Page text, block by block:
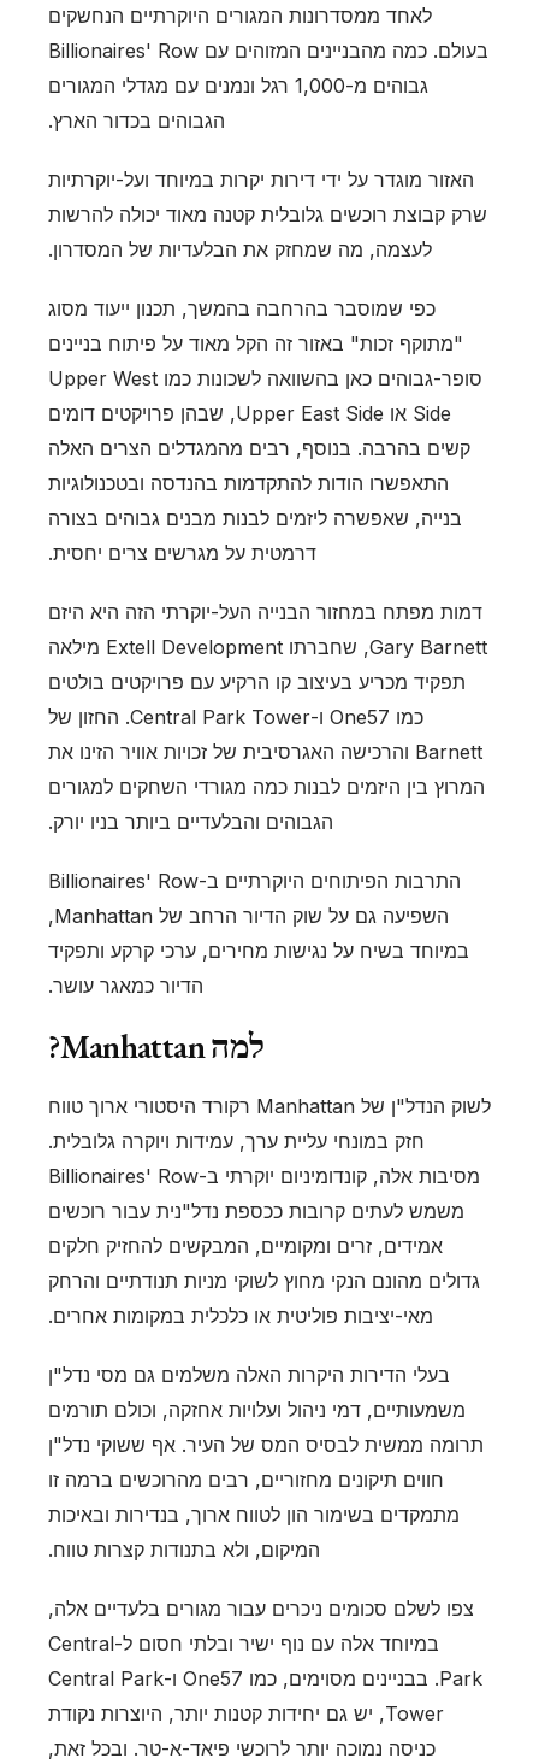
לאחד ממסדרונות המגורים היוקרתיים הנחשקים
בעולם. כמה מהבניינים המזוהים עם Billionaires' Row
גבוהים מ-1,000 רגל ונמנים עם מגדלי המגורים
הגבוהים בכדור הארץ.
האזור מוגדר על ידי דירות יקרות במיוחד ועל-יוקרתיות
שרק קבוצת רוכשים גלובלית קטנה מאוד יכולה להרשות
לעצמה, מה שמחזק את הבלעדיות של המסדרון.
כפי שמוסבר בהרחבה בהמשך, תכנון ייעוד מסוג
"מתוקף זכות" באזור זה הקל מאוד על פיתוח בניינים
סופר-גבוהים כאן בהשוואה לשכונות כמו Upper West
Side או Upper East Side, שבהן פרויקטים דומים
קשים בהרבה. בנוסף, רבים מהמגדלים הצרים האלה
התאפשרו הודות להתקדמות בהנדסה ובטכנולוגיות
בנייה, שאפשרה ליזמים לבנות מבנים גבוהים בצורה
דרמטית על מגרשים צרים יחסית.
דמות מפתח במחזור הבנייה העל-יוקרתי הזה היא היזם
Gary Barnett, שחברתו Extell Development מילאה
תפקיד מכריע בעיצוב קו הרקיע עם פרויקטים בולטים
כמו One57 ו-Central Park Tower. החזון של
Barnett והרכישה האגרסיבית של זכויות אוויר הזינו את
המרוץ בין היזמים לבנות כמה מגורדי השחקים למגורים
הגבוהים והבלעדיים ביותר בניו יורק.
התרבות הפיתוחים היוקרתיים ב-Billionaires' Row
השפיעה גם על שוק הדיור הרחב של Manhattan,
במיוחד בשיח על נגישות מחירים, ערכי קרקע ותפקיד
הדיור כמאגר עושר.
למה Manhattan?
לשוק הנדל"ן של Manhattan רקורד היסטורי ארוך טווח
חזק במונחי עליית ערך, עמידות ויוקרה גלובלית.
מסיבות אלה, קונדומיניום יוקרתי ב-Billionaires' Row
משמש לעתים קרובות ככספת נדל"נית עבור רוכשים
אמידים, זרים ומקומיים, המבקשים להחזיק חלקים
גדולים מהונם הנקי מחוץ לשוקי מניות תנודתיים והרחק
מאי-יציבות פוליטית או כלכלית במקומות אחרים.
בעלי הדירות היקרות האלה משלמים גם מסי נדל"ן
משמעותיים, דמי ניהול ועלויות אחזקה, וכולם תורמים
תרומה ממשית לבסיס המס של העיר. אף ששוקי נדל"ן
חווים תיקונים מחזוריים, רבים מהרוכשים ברמה זו
מתמקדים בשימור הון לטווח ארוך, בנדירות ובאיכות
המיקום, ולא בתנודות קצרות טווח.
צפו לשלם סכומים ניכרים עבור מגורים בלעדיים אלה,
במיוחד אלה עם נוף ישיר ובלתי חסום ל-Central
Park. בבניינים מסוימים, כמו One57 ו-Central Park
Tower, יש גם יחידות קטנות יותר, היוצרות נקודת
כניסה נמוכה יותר לרוכשי פיאד-א-טר. ובכל זאת,